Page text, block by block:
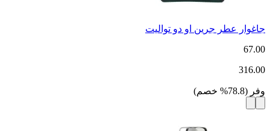
جاغوار عطر جرين او دو تواليت
67.00
316.00
وفر (
78.8
% خصم)